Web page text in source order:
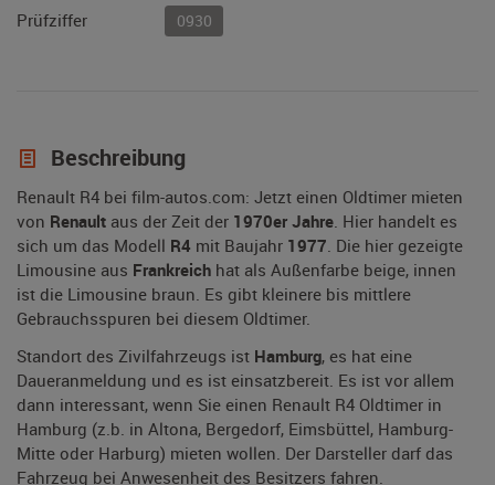
Prüfziffer
0930
Beschreibung
Renault R4 bei film-autos.com: Jetzt einen Oldtimer mieten
von Renault aus der Zeit der 1970er Jahre. Hier handelt es
sich um das Modell R4 mit Baujahr 1977. Die hier gezeigte
Limousine aus Frankreich hat als Außenfarbe beige, innen
ist die Limousine braun. Es gibt kleinere bis mittlere
Gebrauchsspuren bei diesem Oldtimer.
Standort des Zivilfahrzeugs ist Hamburg, es hat eine
Daueranmeldung und es ist einsatzbereit. Es ist vor allem
dann interessant, wenn Sie einen Renault R4 Oldtimer in
Hamburg (z.b. in Altona, Bergedorf, Eimsbüttel, Hamburg-
Mitte oder Harburg) mieten wollen. Der Darsteller darf das
Fahrzeug bei Anwesenheit des Besitzers fahren.